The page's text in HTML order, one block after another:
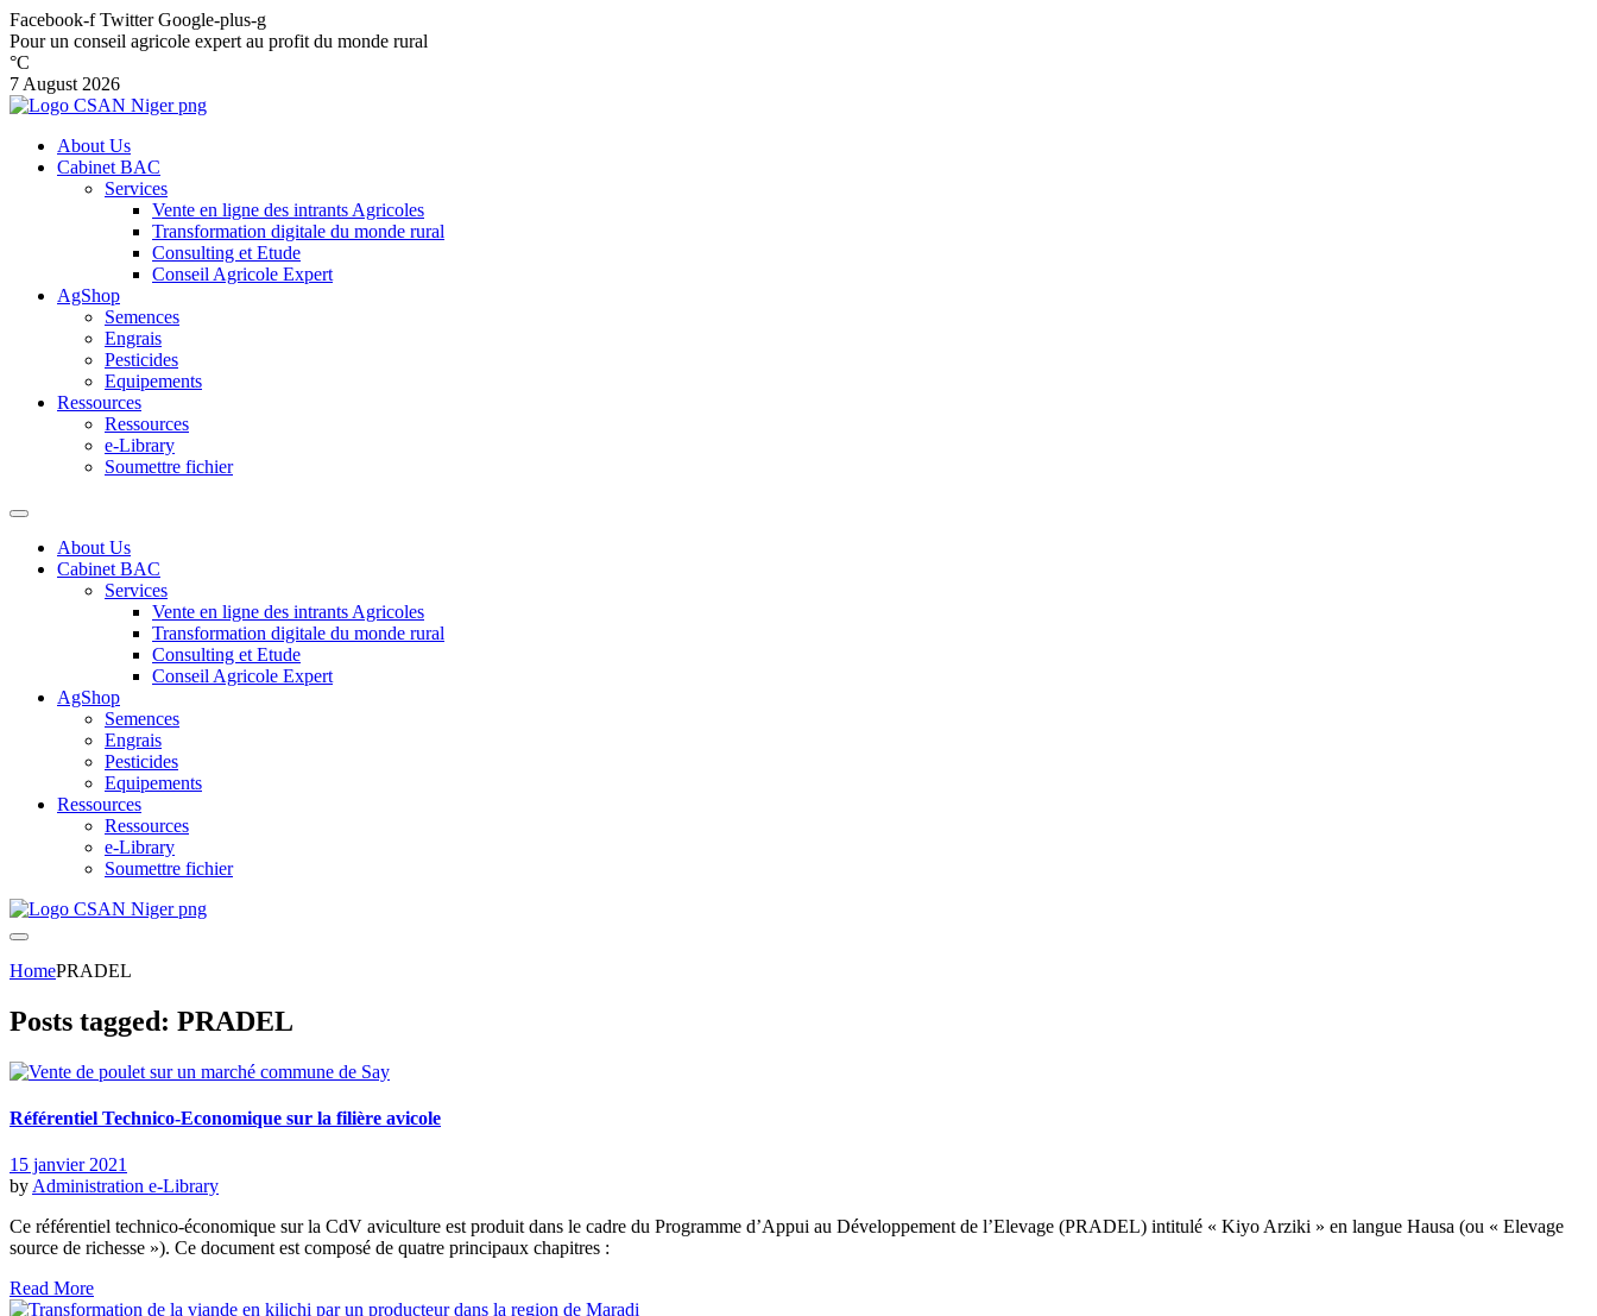
Facebook-f Twitter Google-plus-g
Pour un conseil agricole expert au profit du monde rural
°C
7 August 2026
About Us
Cabinet BAC
Services
Vente en ligne des intrants Agricoles
Transformation digitale du monde rural
Consulting et Etude
Conseil Agricole Expert
AgShop
Semences
Engrais
Pesticides
Equipements
Ressources
Ressources
e-Library
Soumettre fichier
About Us
Cabinet BAC
Services
Vente en ligne des intrants Agricoles
Transformation digitale du monde rural
Consulting et Etude
Conseil Agricole Expert
AgShop
Semences
Engrais
Pesticides
Equipements
Ressources
Ressources
e-Library
Soumettre fichier
HomePRADEL
Posts tagged: PRADEL
Référentiel Technico-Economique sur la filière avicole
15 janvier 2021
by Administration e-Library
Ce référentiel technico-économique sur la CdV aviculture est produit dans le cadre du Programme d’Appui au Développement de l’Elevage (PRADEL) intitulé « Kiyo Arziki » en langue Hausa (ou « Elevage
source de richesse »). Ce document est composé de quatre principaux chapitres :
Read More